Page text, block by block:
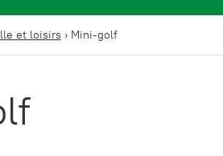
et loisirs › Mini-golf